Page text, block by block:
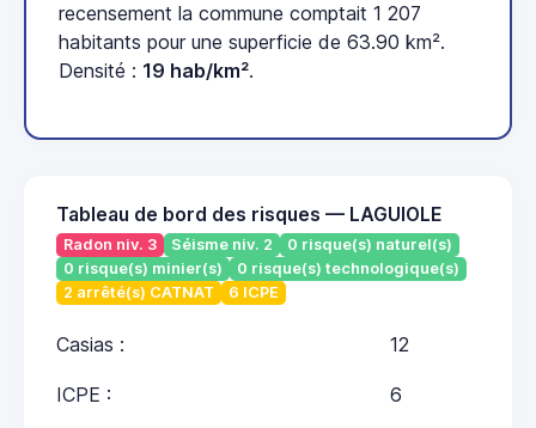
recensement la commune comptait 1 207
habitants pour une superficie de 63.90 km².
Densité : 19 hab/km².
Tableau de bord des risques — LAGUIOLE
Radon niv. 3 Séisme niv. 2
0 risque(s) naturel(s)
0 risque(s) minier(s)
0 risque(s) technologique(s)
2 arrêté(s) CATNAT
6 ICPE
Casias : 12
ICPE : 6